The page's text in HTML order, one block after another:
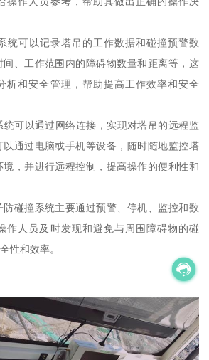
统可以记录塔吊的工作数据和碰撞预警数
、工作范围内的障碍物数量和距离等，这
析和安全管理，帮助提高工作效率和安全
可以通过网络连接，实现对塔吊的远程监
通过电脑或手机等设备，随时随地监控塔
，并进行远程控制，提高操作的便利性和
碰撞系统主要通过预警、停机、监控和数
作人员及时发现和避免与周围障碍物的碰
性和效率。